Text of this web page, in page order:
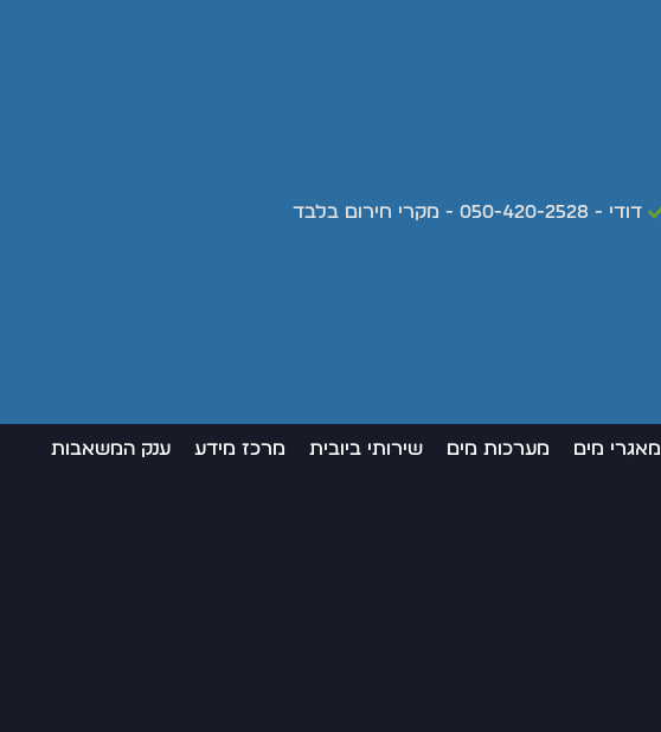
דודי - 050-420-2528 - מקרי חירום בלבד
מאגרי מים מערכות מים שירותי ביובית מרכז מידע ענק המשאבות